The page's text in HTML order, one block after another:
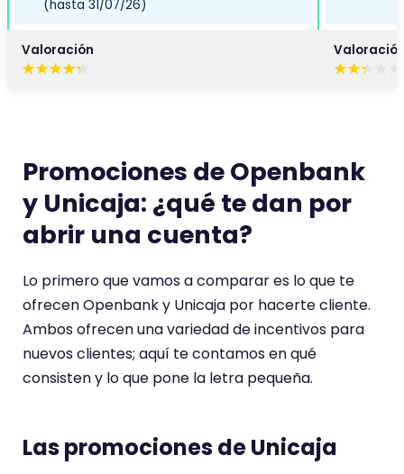
(hasta 31/07/26)
Valoración
E
o
m
e
n
a
o
t
i
u
E
o
m
e
a
r
o
u
Promociones de Openbank
y Unicaja: ¿qué te dan por
abrir una cuenta?
Lo primero que vamos a comparar es lo que te
ofrecen Openbank y Unicaja por hacerte cliente.
Ambos ofrecen una variedad de incentivos para
nuevos clientes; aquí te contamos en qué
consisten y lo que pone la letra pequeña.
Las promociones de Unicaja